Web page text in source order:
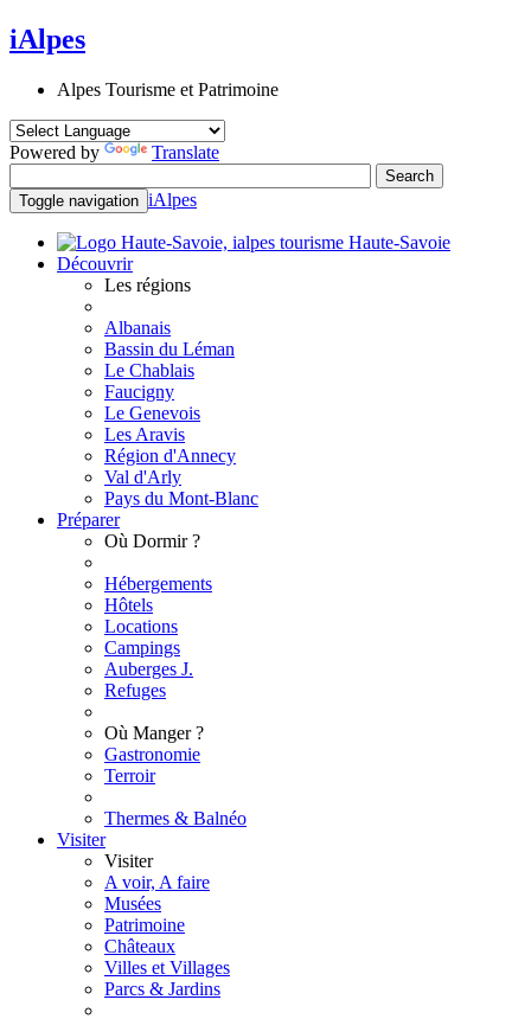
iAlpes
Alpes Tourisme et Patrimoine
Powered by Translate
Toggle navigation iAlpes
Haute-Savoie
Découvrir
Les régions
Albanais
Bassin du Léman
Le Chablais
Faucigny
Le Genevois
Les Aravis
Région d'Annecy
Val d'Arly
Pays du Mont-Blanc
Préparer
Où Dormir ?
Hébergements
Hôtels
Locations
Campings
Auberges J.
Refuges
Où Manger ?
Gastronomie
Terroir
Thermes & Balnéo
Visiter
Visiter
A voir, A faire
Musées
Patrimoine
Châteaux
Villes et Villages
Parcs & Jardins